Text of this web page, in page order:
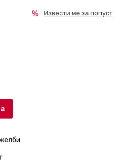
Извести ме за попуст